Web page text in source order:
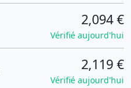
2,094 €
Vérifié aujourd'hui
2,119 €
Vérifié aujourd'hui